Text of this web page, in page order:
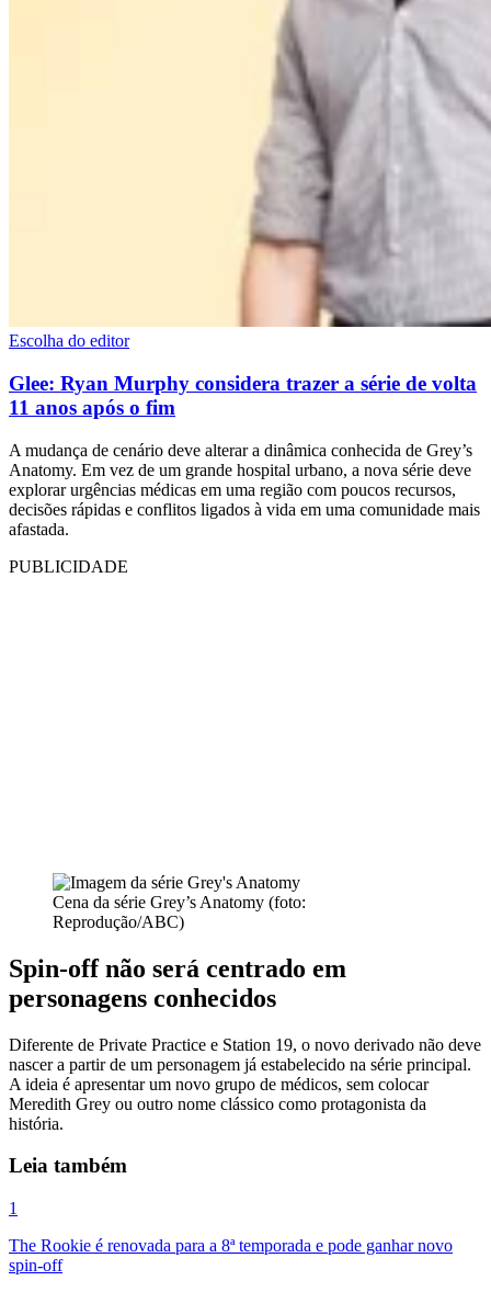
Escolha do editor
Glee: Ryan Murphy considera trazer a série de volta
11 anos após o fim
A mudança de cenário deve alterar a dinâmica conhecida de Grey’s
Anatomy. Em vez de um grande hospital urbano, a nova série deve
explorar urgências médicas em uma região com poucos recursos,
decisões rápidas e conflitos ligados à vida em uma comunidade mais
afastada.
PUBLICIDADE
Cena da série Grey’s Anatomy (foto:
Reprodução/ABC)
Spin-off não será centrado em
personagens conhecidos
Diferente de Private Practice e Station 19, o novo derivado não deve
nascer a partir de um personagem já estabelecido na série principal.
A ideia é apresentar um novo grupo de médicos, sem colocar
Meredith Grey ou outro nome clássico como protagonista da
história.
Leia também
1
The Rookie é renovada para a 8ª temporada e pode ganhar novo
spin-off